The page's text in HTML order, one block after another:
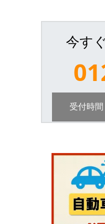
今す
受付時